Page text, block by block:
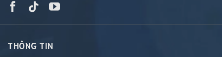
THÔNG TIN